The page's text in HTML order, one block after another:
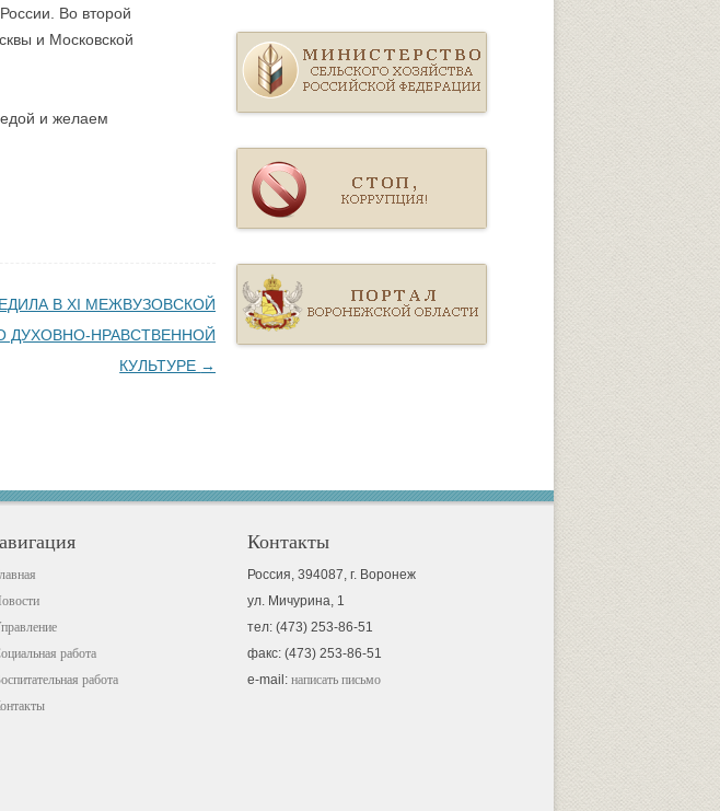
Во второй
и Московской
и желаем
В XI МЕЖВУЗОВСКОЙ
ДУХОВНО-НРАВСТВЕННОЙ
КУЛЬТУРЕ →
работа
работа
Контакты
Россия, 394087, г. Воронеж
ул. Мичурина, 1
тел: (473) 253-86-51
факс: (473) 253-86-51
e-mail: написать письмо